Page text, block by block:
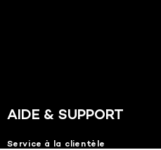
AIDE & SUPPORT
Service à la clientèle